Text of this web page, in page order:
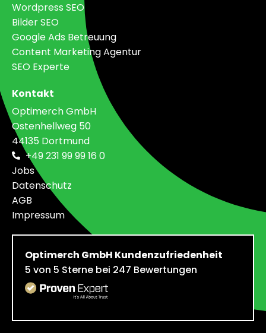
Wordpress SEO
Bilder SEO
Google Ads Betreuung
Content Marketing Agentur
SEO Experte
Kontakt
Optimerch GmbH
Ostenhellweg 50
44135 Dortmund
+49 231 99 99 16 0
Jobs
Datenschutz
AGB
Impressum
Optimerch GmbH Kundenzufriedenheit
5 von 5 Sterne bei 247 Bewertungen